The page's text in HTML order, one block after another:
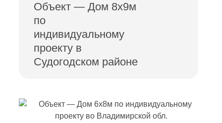
Объект — Дом 8х9м
по
индивидуальному
проекту в
Судогодском районе